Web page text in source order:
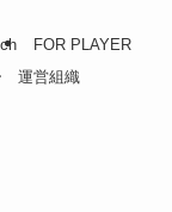
FOR PLAYER
運営組織